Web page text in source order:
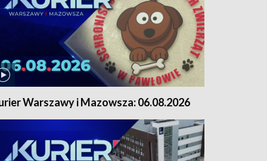
Warszawy i Mazowsza: 06.08.2026